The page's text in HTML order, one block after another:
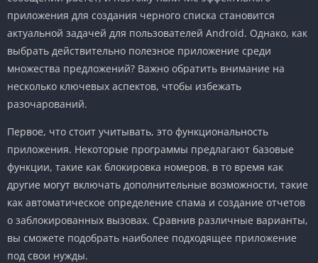
приложения для создания черного списка становится
актуальной задачей для пользователей Android. Однако, как
выбрать действительно полезное приложение среди
множества предложений? Важно обратить внимание на
несколько ключевых аспектов, чтобы избежать
разочарований.
Первое, что стоит учитывать, это функциональность
приложения. Некоторые программы предлагают базовые
функции, такие как блокировка номеров, в то время как
другие могут включать дополнительные возможности, такие
как автоматическое определение спама и создание отчетов
о заблокированных вызовах. Сравнив различные варианты,
вы сможете подобрать наиболее подходящее приложение
под свои нужды.